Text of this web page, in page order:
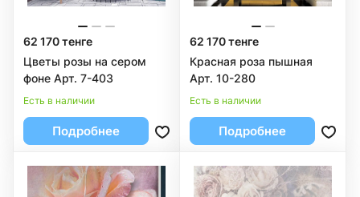
62 170 тенге
Цветы розы на сером
фоне Арт. 7-403
Есть в наличии
Подробнее
62 170 тенге
Красная роза пышная
Арт. 10-280
Есть в наличии
Подробнее